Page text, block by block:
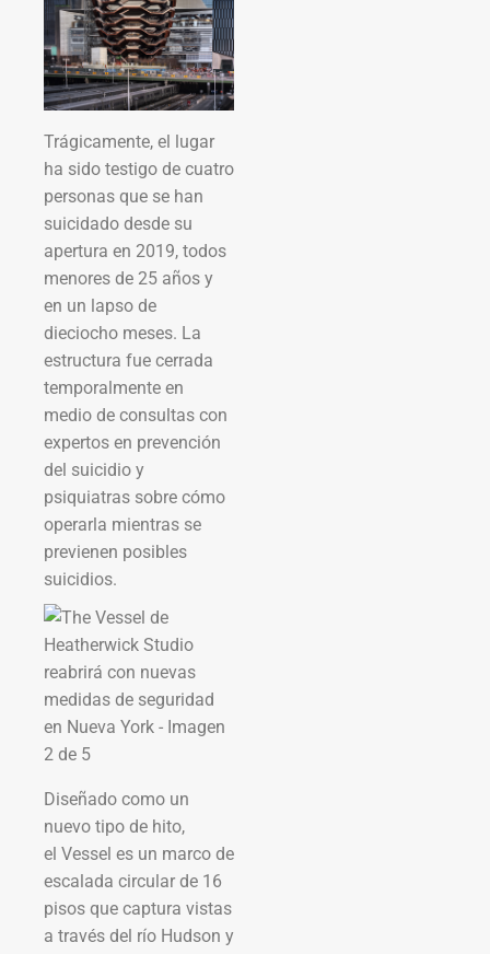
Trágicamente, el lugar
ha sido testigo de cuatro
personas que se han
suicidado desde su
apertura en 2019, todos
menores de 25 años y
en un lapso de
dieciocho meses. La
estructura fue cerrada
temporalmente en
medio de consultas con
expertos en prevención
del suicidio y
psiquiatras sobre cómo
operarla mientras se
previenen posibles
suicidios.
Diseñado como un
nuevo tipo de hito,
el Vessel es un marco de
escalada circular de 16
pisos que captura vistas
a través del río Hudson y